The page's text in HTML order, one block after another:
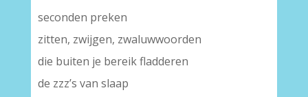
seconden preken
zitten, zwijgen, zwaluwwoorden
die buiten je bereik fladderen
de zzz’s van slaap